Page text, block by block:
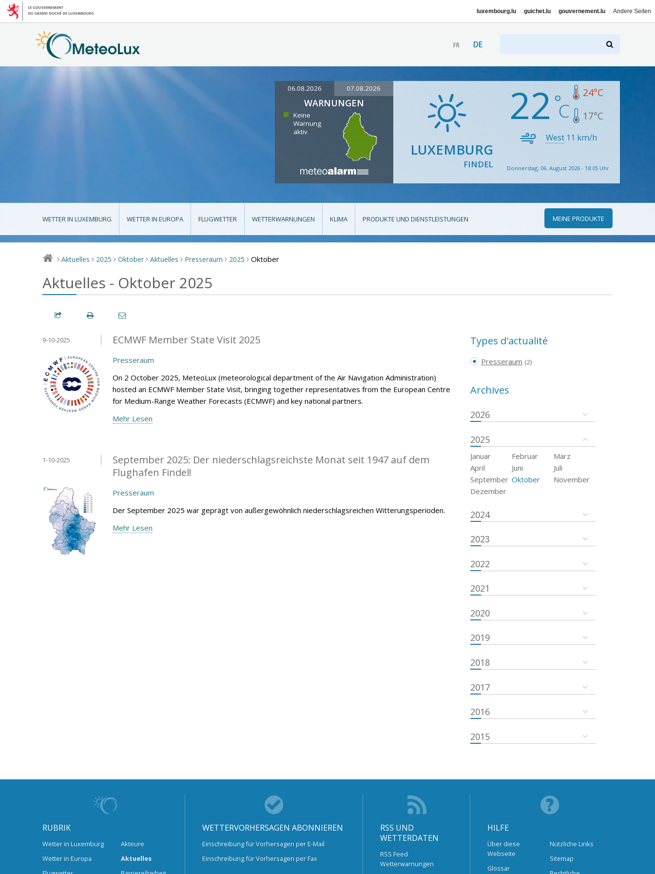
luxembourg.lu guichet.lu gouvernement.lu Andere Seiten
FR DE
06.08.2026 07.08.2026
WARNUNGEN
Keine
Warnung
aktiv
LUXEMBURG
FINDEL
22 24°C
17°C
West 11 km/h
Donnerstag, 06. August 2026 - 18:05 Uhr
WETTER IN LUXEMBURG WETTER IN EUROPA FLUGWETTER WETTERWARNUNGEN KLIMA PRODUKTE UND DIENSTLEISTUNGEN MEINE PRODUKTE
> Aktuelles > 2025 > Oktober > Aktuelles > Presseraum > 2025 > Oktober
Aktuelles - Oktober 2025
ECMWF Member State Visit 2025
9-10-2025
Presseraum
On 2 October 2025, MeteoLux (meteorological department of the Air Navigation Administration)
hosted an ECMWF Member State Visit, bringing together representatives from the European Centre
for Medium-Range Weather Forecasts (ECMWF) and key national partners.
Mehr Lesen
September 2025: Der niederschlagsreichste Monat seit 1947 auf dem
Flughafen Findel!
1-10-2025
Presseraum
Der September 2025 war geprägt von außergewöhnlich niederschlagsreichen Witterungsperioden.
Mehr Lesen
Types d'actualité
Presseraum (2)
Archives
2026
2025
Januar Februar
März
April
Juni
Juli
September Oktober
November
Dezember
2024
2023
2022
2021
2020
2019
2018
2017
2016
2015
RUBRIK
Wetter in Luxemburg
Wetter in Europa
Akteure
Aktuelles
WETTERVORHERSAGEN ABONNIEREN
Einschreibung für Vorhersagen per E-Mail
Einschreibung für Vorhersagen per Fax
RSS UND
WETTERDATEN
RSS Feed
Wetterwarnungen
HILFE
Über diese
Webseite
Glossar
Nützliche Links
Sitemap